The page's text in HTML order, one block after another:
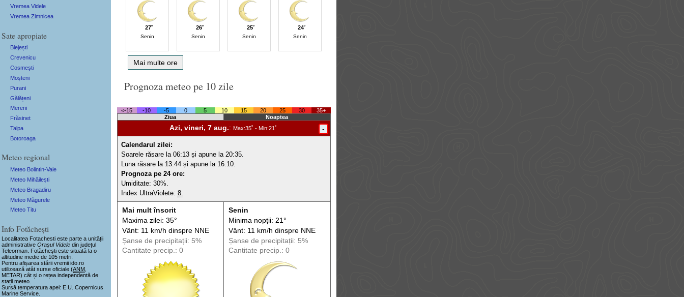
27˚
Senin
26˚
Senin
25˚
Senin
24˚
Senin
Mai multe ore
Prognoza meteo pe 10 zile
<-15 -10 -5 0 5 10 15 20 25 30
35+
Ziua
Noaptea
Azi, vineri, 7 aug.: Max:35˚ - Min:21˚ -
Calendarul zilei:
Soarele răsare la 06:13 și apune la 20:35.
Luna răsare la 13:44 și apune la 16:10.
Prognoza pe 24 ore:
Umiditate: 30%.
Index UltraViolete:8.
Mai mult însorit
Maxima zilei: 35°
Vânt: 11 km/h dinspreNNE
Șanse de precipitații: 5%
Cantitate precip.: 0
Senin
Minima nopții: 21°
Vânt: 11 km/h dinspreNNE
Șanse de precipitații: 5%
Cantitate precip.: 0
Vremea Videle
Vremea Zimnicea
Sate apropiate
Blejești
Crevenicu
Cosmești
Moșteni
Purani
Gălățeni
Mereni
Frăsinet
Talpa
Botoroaga
Meteo regional
Meteo Bolintin-Vale
Meteo Mihăilești
Meteo Bragadiru
Meteo Măgurele
Meteo Titu
Info Fotăchești
Localitatea Fotachesti este parte a unității
administrativeOrașul Videle din județul
Teleorman. Fotăchești este situată la o
altitudine medie de 105 metri.
Pentru afișarea stării vremii ido.ro
utilizează atât surse oficiale (ANM
METAR) cât și o rețea independentă de
stații meteo.
Sursă temperatura apei: E.U. Copernicus
Marine Service.